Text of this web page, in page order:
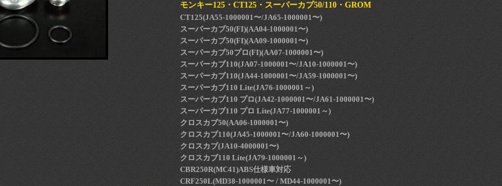
モンキー125・CT125・スーパーカブ50/110・GROM
CT125(JA55-1000001〜/JA65-1000001〜)
スーパーカブ50(FI)(AA04-1000001〜)
スーパーカブ50(FI)(AA09-1000001〜)
スーパーカブ50プロ(FI)(AA07-1000001〜)
スーパーカブ110(JA07-1000001〜/JA10-1000001〜)
スーパーカブ110(JA44-1000001〜/JA59-1000001〜)
スーパーカブ110 Lite(JA76-1000001～)
スーパーカブ110 プロ(JA42-1000001〜/JA61-1000001〜)
スーパーカブ110 プロ Lite(JA77-1000001～)
クロスカブ50(AA06-1000001〜)
クロスカブ110(JA45-1000001〜/JA60-1000001〜)
クロスカブ(JA10-4000001〜)
クロスカブ110 Lite(JA79-1000001～)
CBR250R(MC41)ABS仕様車対応
CRF250L(MD38-1000001〜 / MD44-1000001〜)